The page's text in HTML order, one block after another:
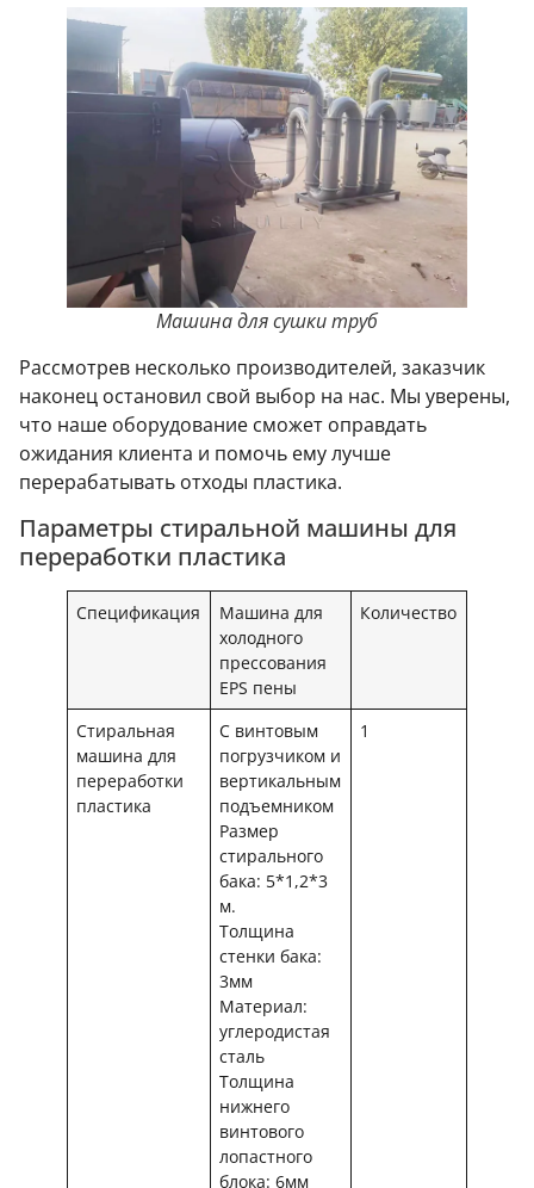
Машина для сушки труб
Рассмотрев несколько производителей, заказчик
наконец остановил свой выбор на нас. Мы уверены,
что наше оборудование сможет оправдать
ожидания клиента и помочь ему лучше
перерабатывать отходы пластика.
Параметры стиральной машины для
переработки пластика
Спецификация
Машина для
холодного
прессования
EPS пены
Количество
Стиральная
машина для
переработки
пластика
С винтовым
погрузчиком и
вертикальным
подъемником
Размер
стирального
бака: 5*1,2*3
м.
Толщина
стенки бака:
3мм
Материал:
углеродистая
сталь
Толщина
нижнего
винтового
лопастного
блока: 6мм
1